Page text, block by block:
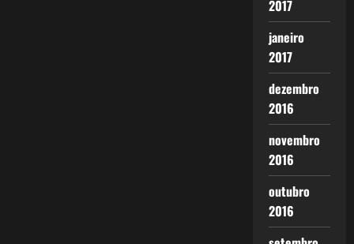
2017
janeiro
2017
dezembro
2016
novembro
2016
outubro
2016